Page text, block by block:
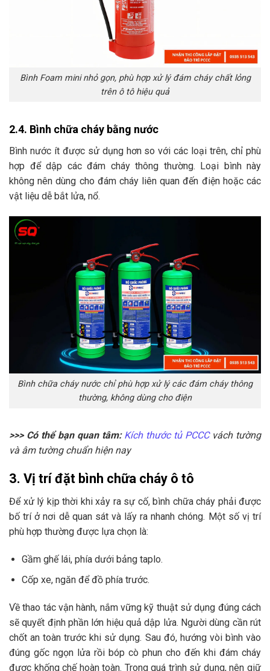
Bình Foam mini nhỏ gọn, phù hợp xử lý đám cháy chất lỏng
trên ô tô hiệu quả
2.4. Bình chữa cháy bằng nước
Bình nước ít được sử dụng hơn so với các loại trên, chỉ phù
hợp để dập các đám cháy thông thường. Loại bình này
không nên dùng cho đám cháy liên quan đến điện hoặc các
vật liệu dễ bắt lửa, nổ.
Bình chữa cháy nước chỉ phù hợp xử lý các đám cháy thông
thường, không dùng cho điện
>>> Có thể bạn quan tâm: Kích thước tủ PCCCvách tường
và âm tường chuẩn hiện nay
3. Vị trí đặt bình chữa cháy ô tô
Để xử lý kịp thời khi xảy ra sự cố, bình chữa cháy phải được
bố trí ở nơi dễ quan sát và lấy ra nhanh chóng. Một số vị trí
phù hợp thường được lựa chọn là:
Gầm ghế lái, phía dưới bảng taplo.
Cốp xe, ngăn để đồ phía trước.
Về thao tác vận hành, nắm vững kỹ thuật sử dụng đúng cách
sẽ quyết định phần lớn hiệu quả dập lửa. Người dùng cần rút
chốt an toàn trước khi sử dụng. Sau đó, hướng vòi bình vào
đúng gốc ngọn lửa rồi bóp cò phun cho đến khi đám cháy
được khống chế hoàn toàn. Trong quá trình sử dụng, nên giữ